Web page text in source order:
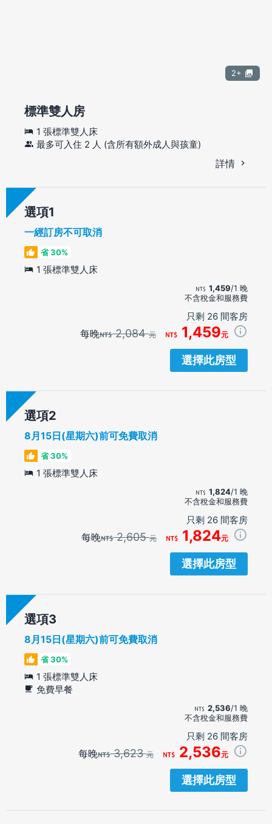
2+
標準雙人房
1 張標準雙人床
最多可入住 2 人 (含所有額外成人與孩童)
詳情
選項
一經訂房不可取消
省 30%
1 張標準雙人床
1,459/1 晚
不含稅金和服務費
只剩 26 間客房
每晚 2,084元 1,459元
選擇此房型
選項
8月15日(星期六)前可免費取消
省 30%
1 張標準雙人床
1,824/1 晚
不含稅金和服務費
只剩 26 間客房
每晚 2,605元 1,824元
選擇此房型
選項
8月15日(星期六)前可免費取消
省 30%
1 張標準雙人床
免費早餐
2,536/1 晚
不含稅金和服務費
只剩 26 間客房
每晚 3,623元 2,536元
選擇此房型